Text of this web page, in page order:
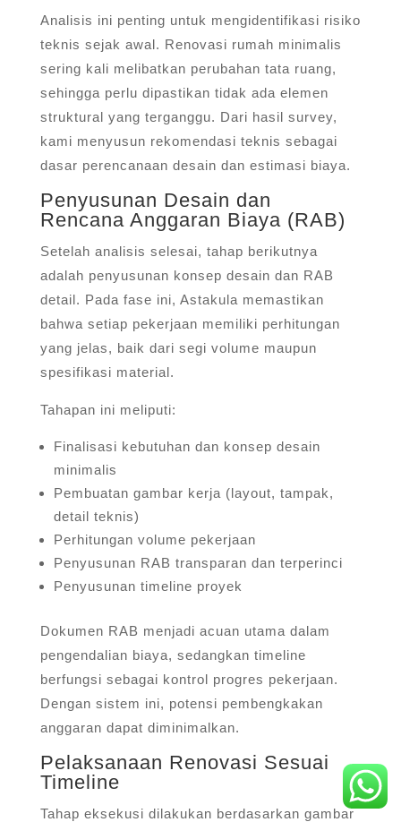
Analisis ini penting untuk mengidentifikasi risiko
teknis sejak awal. Renovasi rumah minimalis
sering kali melibatkan perubahan tata ruang,
sehingga perlu dipastikan tidak ada elemen
struktural yang terganggu. Dari hasil survey,
kami menyusun rekomendasi teknis sebagai
dasar perencanaan desain dan estimasi biaya.
Penyusunan Desain dan
Rencana Anggaran Biaya (RAB)
Setelah analisis selesai, tahap berikutnya
adalah penyusunan konsep desain dan RAB
detail. Pada fase ini, Astakula memastikan
bahwa setiap pekerjaan memiliki perhitungan
yang jelas, baik dari segi volume maupun
spesifikasi material.
Tahapan ini meliputi:
Finalisasi kebutuhan dan konsep desain
minimalis
Pembuatan gambar kerja (layout, tampak,
detail teknis)
Perhitungan volume pekerjaan
Penyusunan RAB transparan dan terperinci
Penyusunan timeline proyek
Dokumen RAB menjadi acuan utama dalam
pengendalian biaya, sedangkan timeline
berfungsi sebagai kontrol progres pekerjaan.
Dengan sistem ini, potensi pembengkakan
anggaran dapat diminimalkan.
Pelaksanaan Renovasi Sesuai
Timeline
Tahap eksekusi dilakukan berdasarkan gambar